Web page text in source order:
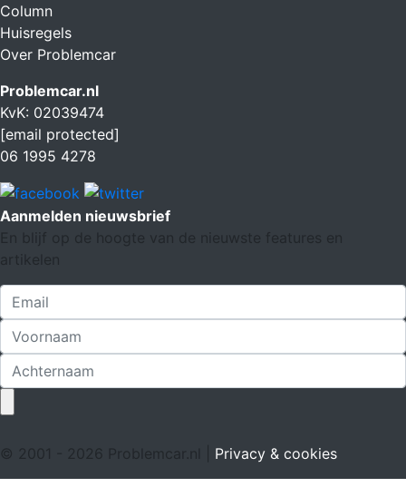
Column
Huisregels
Over Problemcar
Problemcar.nl
KvK: 02039474
[email protected]
06 1995 4278
Aanmelden nieuwsbrief
En blijf op de hoogte van de nieuwste features en
artikelen
© 2001 - 2026 Problemcar.nl | Privacy & cookies